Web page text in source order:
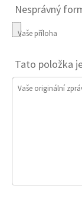
Nesprávný
Vaše příloha
Tato položka
Vaše originální